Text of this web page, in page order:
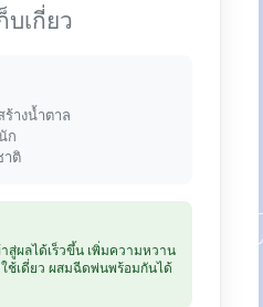
บเกี่ยว
ร้างน้ำตาล
ก
าติ
สู่ผลได้เร็วขึ้น เพิ่มความหวาน
ช้เดี่ยว ผสมฉีดพ่นพร้อมกันได้